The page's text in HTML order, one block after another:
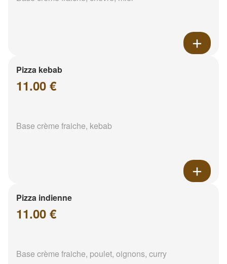
Pizza kebab
11.00 €
Base crème fraiche, kebab
Pizza indienne
11.00 €
Base crème fraiche, poulet, oignons, curry